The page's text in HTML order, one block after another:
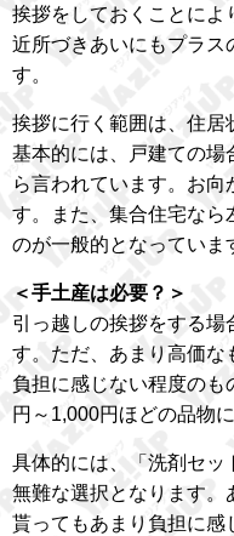
挨拶をしておくことによ
近所づきあいにもプラス
す。
挨拶に行く範囲は、住居
基本的には、戸建ての場
ら言われています。お
す。また、集合住宅なら
のが一般的となっていま
＜手土産は必要？＞
引っ越しの挨拶をする
す。ただ、あまり高価な
負担に感じない程度の
円～1,000円ほどの品物
具体的には、「洗剤セッ
無難な選択となります。
貰ってもあまり負担に感